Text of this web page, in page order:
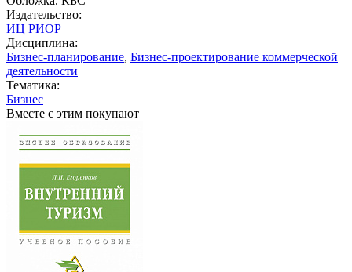
Издательство:
ИЦ РИОР
Дисциплина:
Бизнес-планирование, Бизнес-проектирование коммерческой
деятельности
Тематика:
Бизнес
Вместе с этим покупают